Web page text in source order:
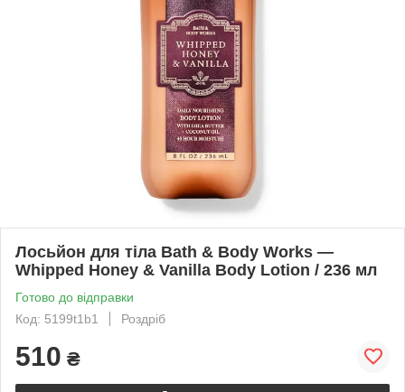
Лосьйон для тіла Bath & Body Works —
Whipped Honey & Vanilla Body Lotion / 236 мл
Готово до відправки
Код: 5199t1b1
Роздріб
510 ₴